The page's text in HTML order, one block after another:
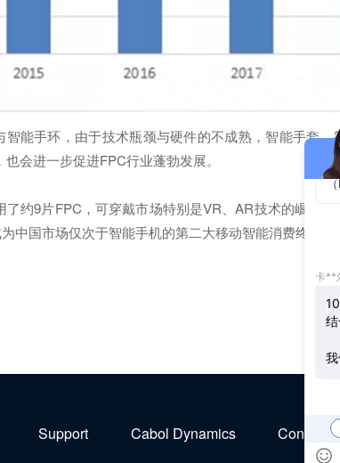
能手环，由于技术瓶颈与硬件的不成熟，智能手套
会进一步促进FPC行业蓬勃发展。
9片FPC，可穿戴市场特别是VR、AR技术的崛起，
国市场仅次于智能手机的第二大移动智能消费终端设
Support Cabol Dynamics Contact